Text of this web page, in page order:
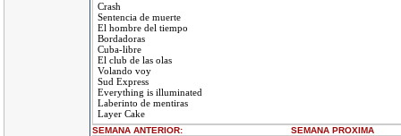
Crash
Sentencia de muerte
El hombre del tiempo
Bordadoras
Cuba-libre
El club de las olas
Volando voy
Sud Express
Everything is illuminated
Laberinto de mentiras
Layer Cake
SEMANA ANTERIOR: SEMANA PROXIMA